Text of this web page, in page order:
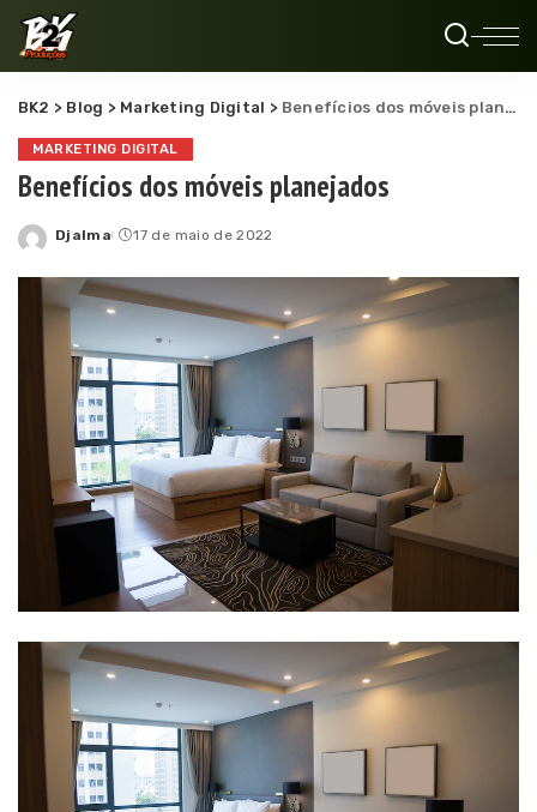
BK2 > Blog > Marketing Digital > Benefícios dos móveis planejados
MARKETING DIGITAL
Benefícios dos móveis planejados
Posted
Djalma 17 de maio de 2022